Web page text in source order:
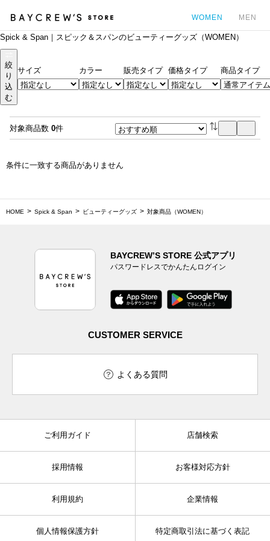
WOMEN MEN
Spick & Span｜スピック＆スパンのビューティーグッズ（WOMEN）
絞
り
込
む
サイズ カラー 販売タイプ 価格タイプ 商品タイプ
対象商品数 0件
条件に一致する商品がありません
HOME Spick & Span ビューティーグッズ 対象商品（WOMEN）
BAYCREW’S STORE 公式アプリ
パスワードレスでかんたんログイン
CUSTOMER SERVICE
よくある質問
ご利用ガイド 店舗検索
採用情報 お客様対応方針
利用規約 企業情報
個人情報保護方針 特定商取引法に基づく表記